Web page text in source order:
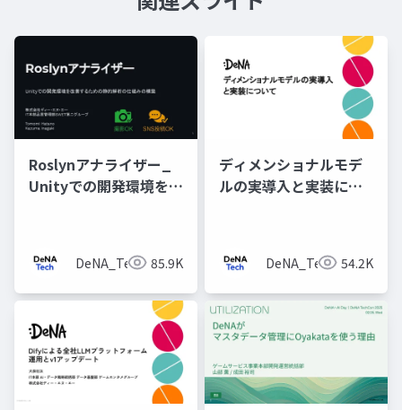
Roslynアナライザー_
Unityでの開発環境を改
DeNA_Tech 85.9K
ディメンショナルモデ
ルの実導入と実装につ
DeNA_Tech 54.2K